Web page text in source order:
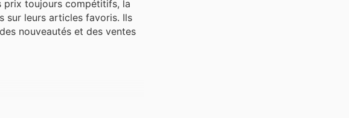
prix toujours compétitifs, la
sur leurs articles favoris. Ils
nouveautés et des ventes